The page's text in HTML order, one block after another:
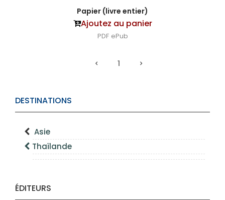
DESTINATIONS
Asie
Thaïlande
ÉDITEURS
Papier (livre entier)
Ajoutez au panier
PDF ePub
1